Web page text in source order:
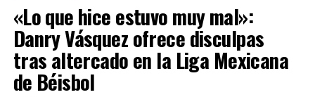
«Lo que hice estuvo muy mal»:
Danry Vásquez ofrece disculpas
tras altercado en la Liga Mexicana
de Béisbol